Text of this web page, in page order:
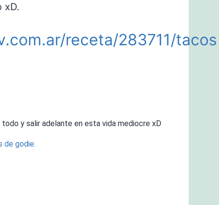
xD.
receta/283711/tacos
todo y salir adelante en esta vida mediocre xD
de godie.